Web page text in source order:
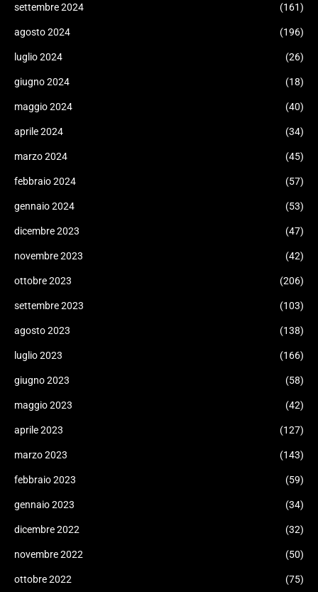
settembre 2024 (161)
agosto 2024 (196)
luglio 2024 (26)
giugno 2024 (18)
maggio 2024 (40)
aprile 2024 (34)
marzo 2024 (45)
febbraio 2024 (57)
gennaio 2024 (53)
dicembre 2023 (47)
novembre 2023 (42)
ottobre 2023 (206)
settembre 2023 (103)
agosto 2023 (138)
luglio 2023 (166)
giugno 2023 (58)
maggio 2023 (42)
aprile 2023 (127)
marzo 2023 (143)
febbraio 2023 (59)
gennaio 2023 (34)
dicembre 2022 (32)
novembre 2022 (50)
ottobre 2022 (75)